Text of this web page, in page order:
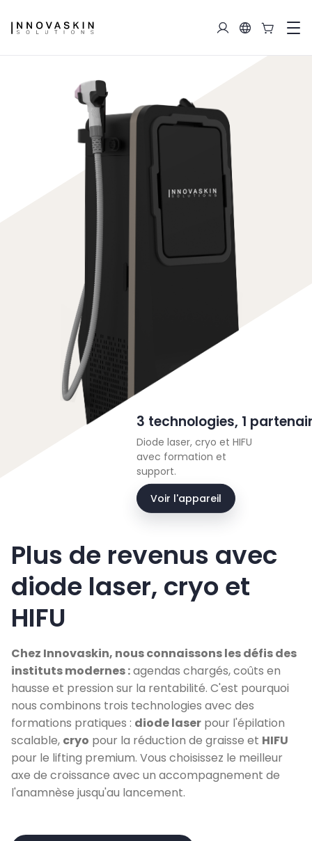
Plus de revenus avec
diode laser, cryo et
HIFU
Chez Innovaskin, nous connaissons les défis des
instituts modernes :agendas chargés, coûts en
hausse et pression sur la rentabilité. C'est pourquoi
nous combinons trois technologies avec des
formations pratiques : diode laser pour l'épilation
scalable, cryo pour la réduction de graisse et HIFU
pour le lifting premium. Vous choisissez le meilleur
axe de croissance avec un accompagnement de
l'anamnèse jusqu'au lancement.
3 technologies, 1
Diode laser, cryo et HIFU
avec formation et
support.
Voir l'appareil